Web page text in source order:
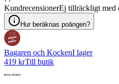
KundrecensionerEj tillräckligt med
Hur beräknas poängen?
Bagaren och KockenI lager
419 krTill butik